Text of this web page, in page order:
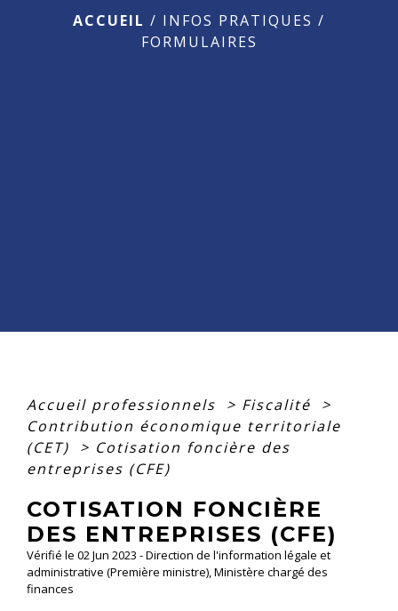
ACCUEIL / INFOS PRATIQUES /
FORMULAIRES
Accueil professionnels > Fiscalité
>
Contribution économique territoriale
(CET)
> Cotisation foncière des
entreprises (CFE)
COTISATION FONCIÈRE
DES ENTREPRISES (CFE)
Vérifié le 02 Jun 2023 - Direction de l'information légale et
administrative (Première ministre), Ministère chargé des
finances